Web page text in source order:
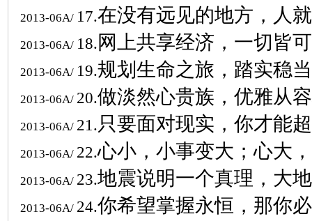
2013-06A/ 17.在没有远见的地方，人
2013-06A/ 18. 网上共享经济，一切皆
2013-06A/ 19.规划生命之旅，踏实稳
2013-06A/ 20.做淡然心贵族，优雅从
2013-06A/ 21. 只要面对现实，你才能
2013-06A/ 22.心小，小事变大；心大
2013-06A/ 23.地震说明一个真理，大
2013-06A/ 24.你希望掌握永恒，那你